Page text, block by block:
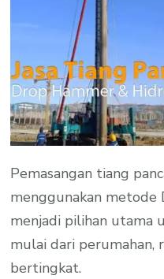
Pemasangan tiang
menggunakan
menjadi pilihan utama
mulai dari perumahan,
bertingkat.